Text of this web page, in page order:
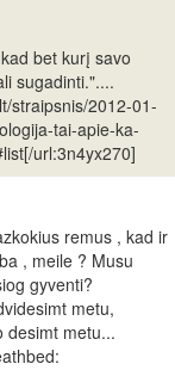
bet kurį savo
sugadinti."....
straipsnis/2012-01-
tai-apie-ka-
url:3n4yx270]
remus , kad ir
, meile ? Musu
gyventi?
metu,
desimt metu...